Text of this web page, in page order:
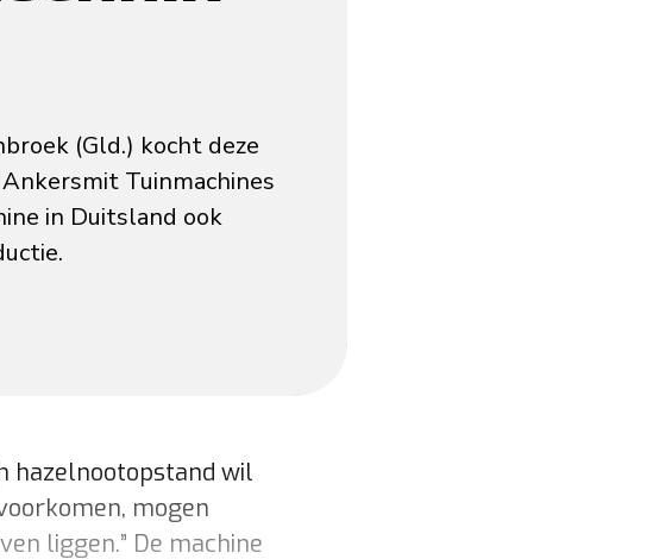
(Gld.) kocht deze
Tuinmachines
in Duitsland ook
hazelnootopstand wil
mogen
liggen.” De machine